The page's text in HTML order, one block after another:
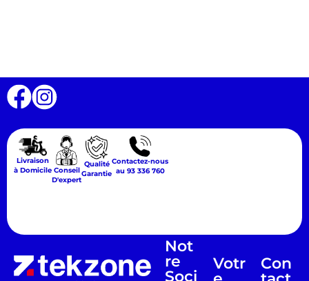
Livraison
à Domicile Conseil
D'expert
Qualité
Garantie
Contactez-nous
au 93 336 760
Not
Re
Soci
Votr Con